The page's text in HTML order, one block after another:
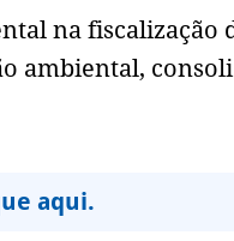
na fiscalização
ambiental,
aqui.